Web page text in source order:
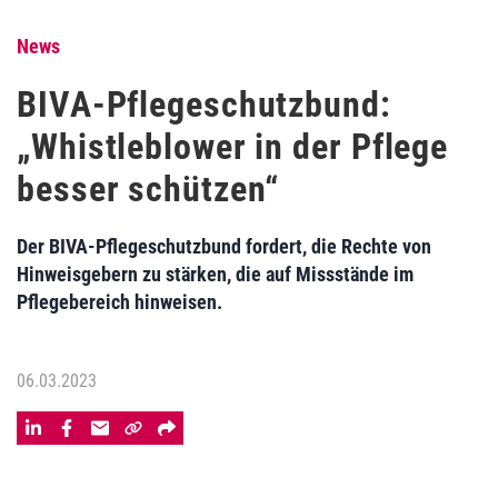
News
BIVA-Pflegeschutzbund:
„Whistleblower in der Pflege
besser schützen“
Der BIVA-Pflegeschutzbund fordert, die Rechte von
Hinweisgebern zu stärken, die auf Missstände im
Pflegebereich hinweisen.
06.03.2023